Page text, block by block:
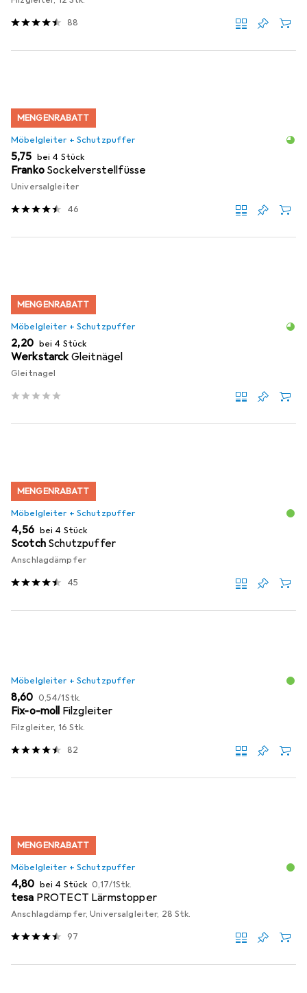
88
MENGENRABATT
Möbelgleiter + Schutzpuffer
EUR
5,75 bei 4 Stück
Franko Sockelverstellfüsse
Universalgleiter
46
MENGENRABATT
Möbelgleiter + Schutzpuffer
EUR
2,20 bei 4 Stück
WerkstarckGleitnägel
Gleitnagel
MENGENRABATT
Möbelgleiter + Schutzpuffer
EUR
4,56 bei 4 Stück
Scotch Schutzpuffer
Anschlagdämpfer
45
Möbelgleiter + Schutzpuffer
EUR
8,60 EUR
0,54/1Stk.
Fix-o-moll Filzgleiter
Filzgleiter, 16 Stk.
82
MENGENRABATT
Möbelgleiter + Schutzpuffer
EUR
4,80 bei 4 Stück EUR
0,17/1Stk.
tesa PROTECT Lärmstopper
Anschlagdämpfer, Universalgleiter, 28 Stk.
97